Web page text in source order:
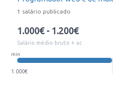
1 salário publicado
1.000€ - 1.200€
Salário médio bruto + ac
min
1.000€